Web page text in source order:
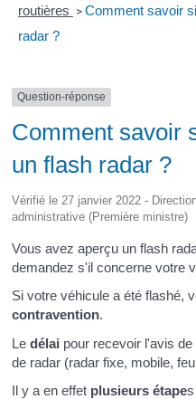
routières > Comment savoir
radar ?
Question-réponse
Comment savoir
un flash radar ?
Vérifié le 27 janvier 2022 -
administrative (Première ministre)
Vous avez aperçu un flash
demandez s'il concerne votre
Si votre véhicule a été flashé,
contravention.
Ledélai pour recevoir l'avis
de radar (radar fixe, mobile,
Il y a en effet plusieurs étape